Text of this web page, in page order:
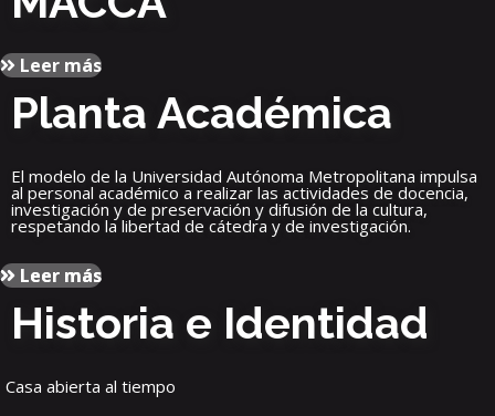
Leer más
Planta Académica
El modelo de la Universidad Autónoma Metropolitana impulsa
al personal académico a realizar las actividades de docencia,
investigación y de preservación y difusión de la cultura,
respetando la libertad de cátedra y de investigación.
Leer más
Historia e Identidad
Casa abierta al tiempo